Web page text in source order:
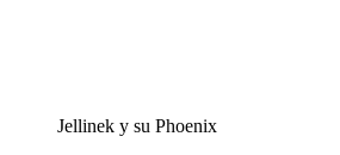
Jellinek y su Phoenix